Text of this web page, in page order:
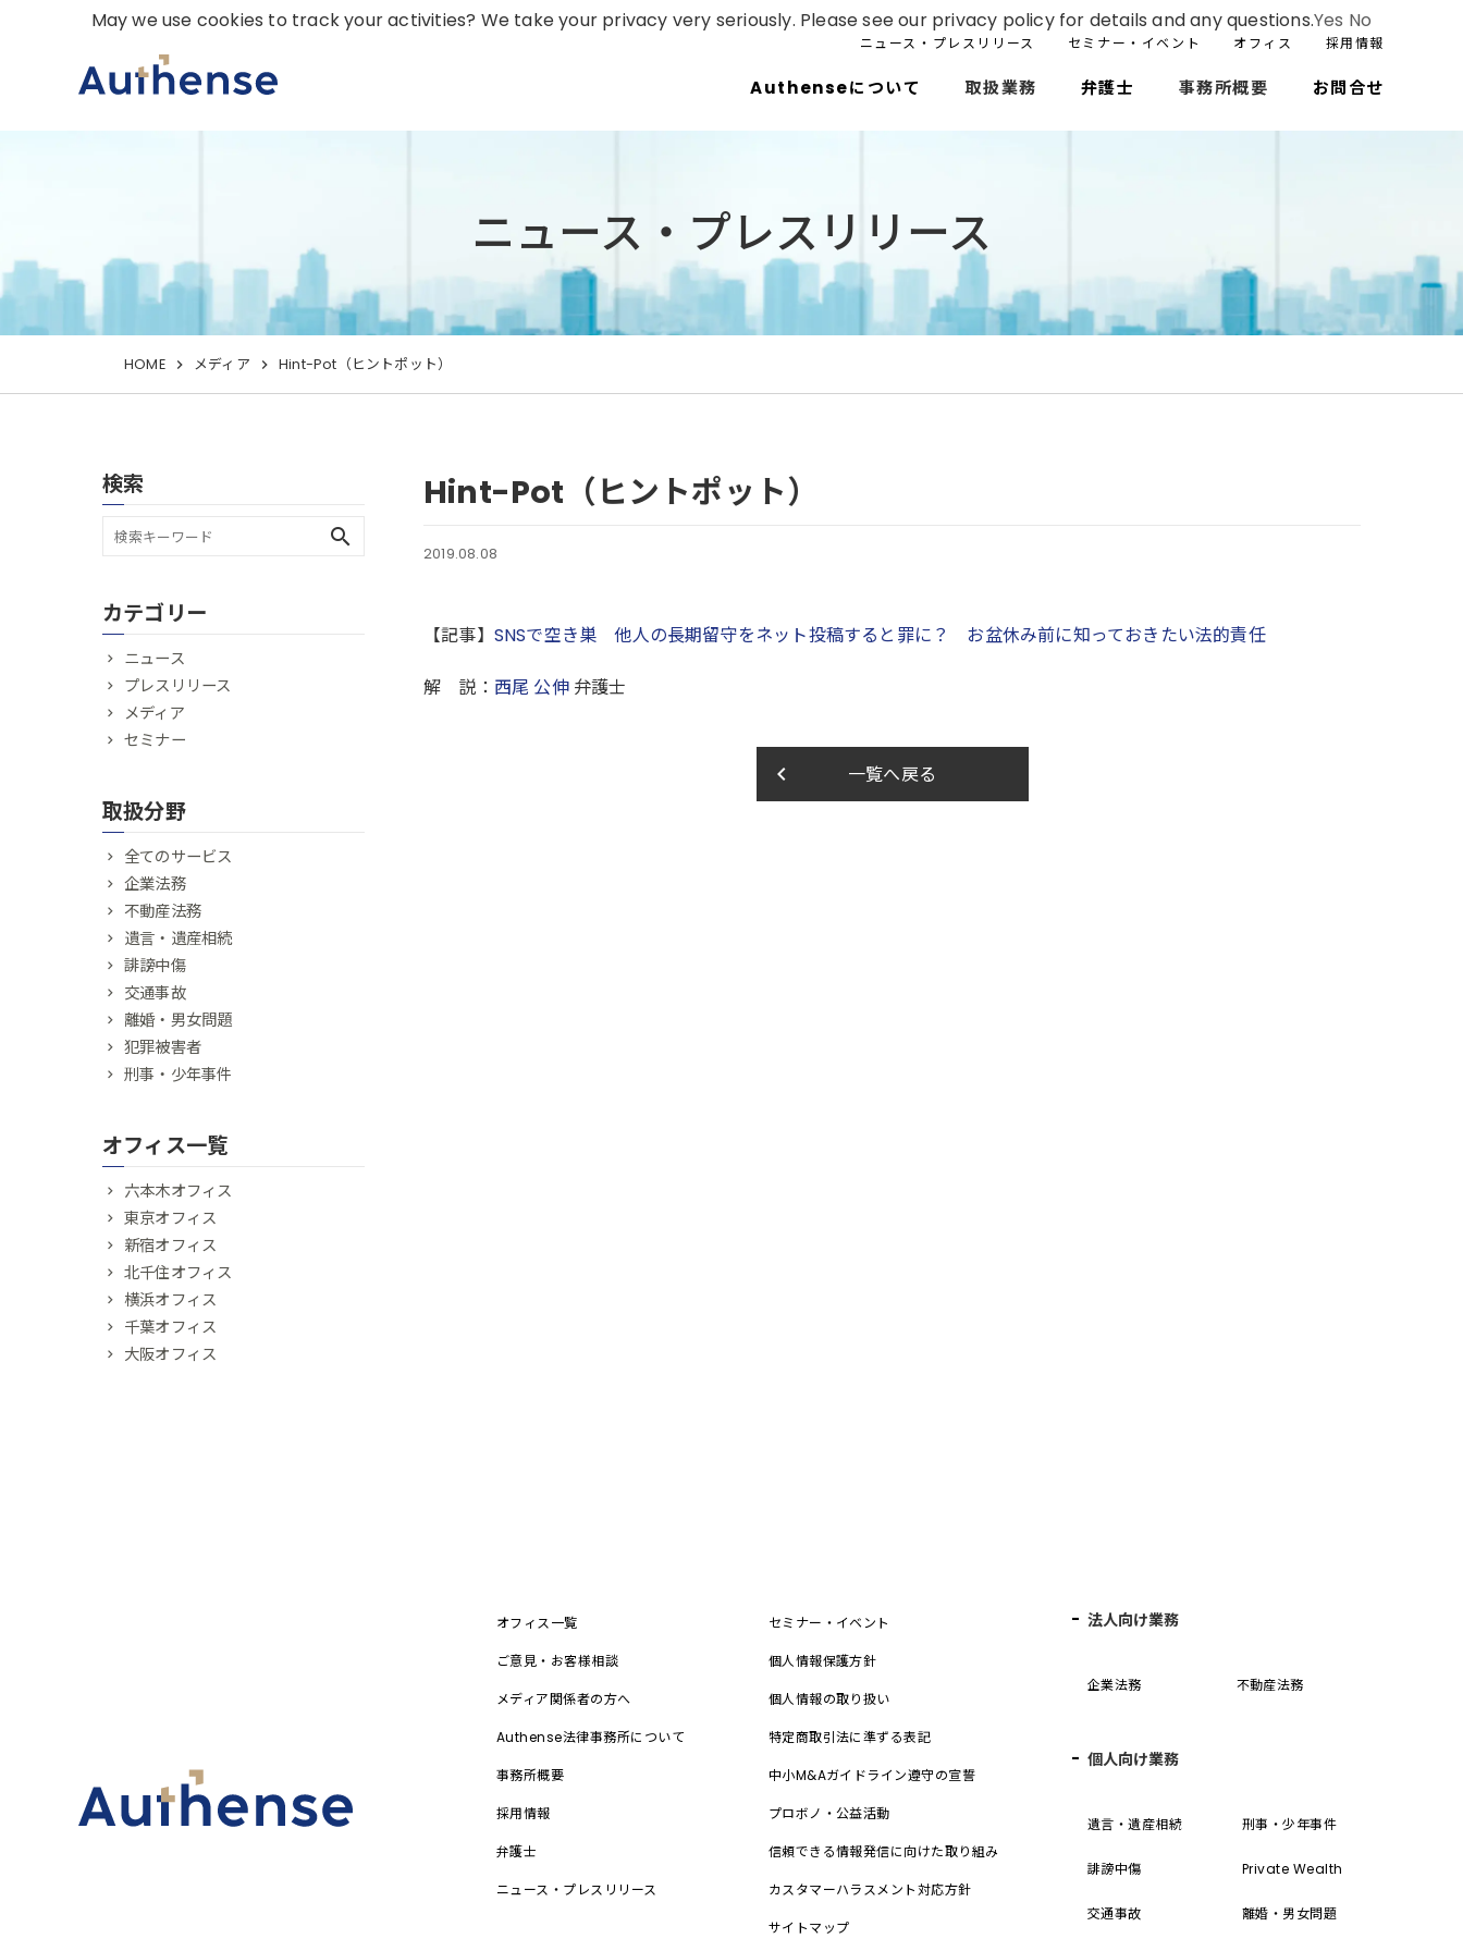
ニュース・プレスリリース セミナー・イベント オフィス 採用情報
Authenseについて 取扱業務 弁護士 事務所概要 お問合せ
ニュース・プレスリリース
HOME メディア Hint-Pot（ヒントポット）
Hint-Pot（ヒントポット）
2019.08.08
【記事】 SNSで空き巣 他人の長期留守をネット投稿すると罪に？ お盆休み前に知っておきたい法的責任
解 説： 西尾 公伸弁護士
一覧へ戻る
keyboard_arrow_left
検索
search
カテゴリー
ニュース
プレスリリース
メディア
セミナー
取扱分野
全てのサービス
企業法務
不動産法務
遺言・遺産相続
誹謗中傷
交通事故
離婚・男女問題
犯罪被害者
刑事・少年事件
オフィス一覧
六本木オフィス
東京オフィス
新宿オフィス
北千住オフィス
横浜オフィス
千葉オフィス
大阪オフィス
オフィス一覧
ご意見・お客様相談
メディア関係者の方へ
Authense法律事務所について
事務所概要
採用情報
弁護士
ニュース・プレスリリース
セミナー・イベント
個人情報保護方針
個人情報の取り扱い
特定商取引法に準ずる表記
中小M&Aガイドライン遵守の宣誓
プロボノ・公益活動
信頼できる情報発信に向けた取り組み
カスタマーハラスメント対応方針
サイトマップ
法人向け業務
企業法務 不動産法務
個人向け業務
遺言・遺産相続 刑事・少年事件
誹謗中傷 Private Wealth
交通事故 離婚・男女問題
May we use cookies to track your activities? We take your privacy very seriously. Please see our privacy policy for details and any questions.Yes No